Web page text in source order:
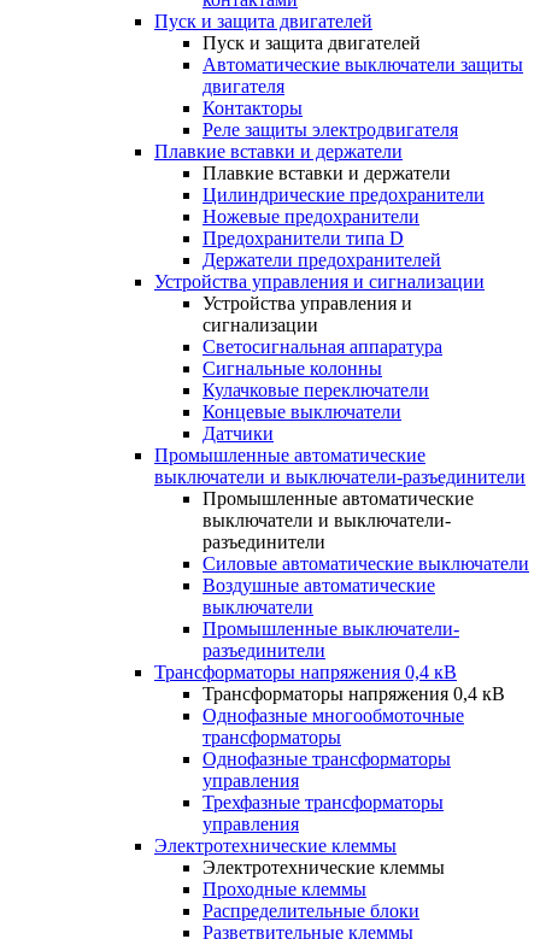
Пуск и защита двигателей
Пуск и защита двигателей
Автоматические выключатели защиты
двигателя
Контакторы
Реле защиты электродвигателя
Плавкие вставки и держатели
Плавкие вставки и держатели
Цилиндрические предохранители
Ножевые предохранители
Предохранители типа D
Держатели предохранителей
Устройства управления и сигнализации
Устройства управления и
сигнализации
Светосигнальная аппаратура
Сигнальные колонны
Кулачковые переключатели
Концевые выключатели
Датчики
Промышленные автоматические
выключатели и выключатели-разъединители
Промышленные автоматические
выключатели и выключатели-
разъединители
Силовые автоматические выключатели
Воздушные автоматические
выключатели
Промышленные выключатели-
разъединители
Трансформаторы напряжения 0,4 кВ
Трансформаторы напряжения 0,4 кВ
Однофазные многообмоточные
трансформаторы
Однофазные трансформаторы
управления
Трехфазные трансформаторы
управления
Электротехнические клеммы
Электротехнические клеммы
Проходные клеммы
Распределительные блоки
Разветвительные клеммы